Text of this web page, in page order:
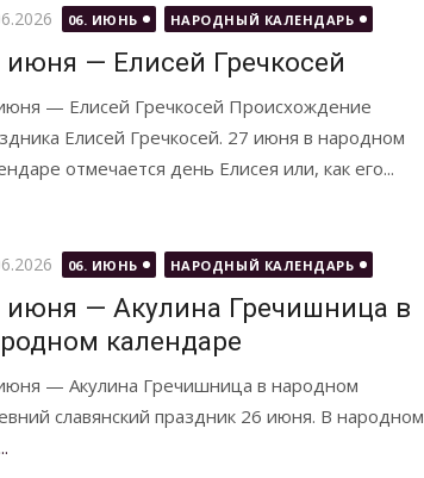
06. ИЮНЬ НАРОДНЫЙ КАЛЕНДАРЬ
июня — Елисей Гречкосей
— Елисей Гречкосей Происхождение
Елисей Гречкосей. 27 июня в народном
отмечается день Елисея или, как его...
06. ИЮНЬ НАРОДНЫЙ КАЛЕНДАРЬ
июня — Акулина Гречишница в
календаре
— Акулина Гречишница в народном
славянский праздник 26 июня. В народном